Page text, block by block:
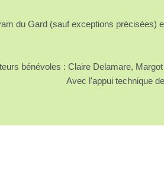
du Gard (sauf exceptions précisées)
bénévoles : Claire Delamare,
Avec l'appui technique